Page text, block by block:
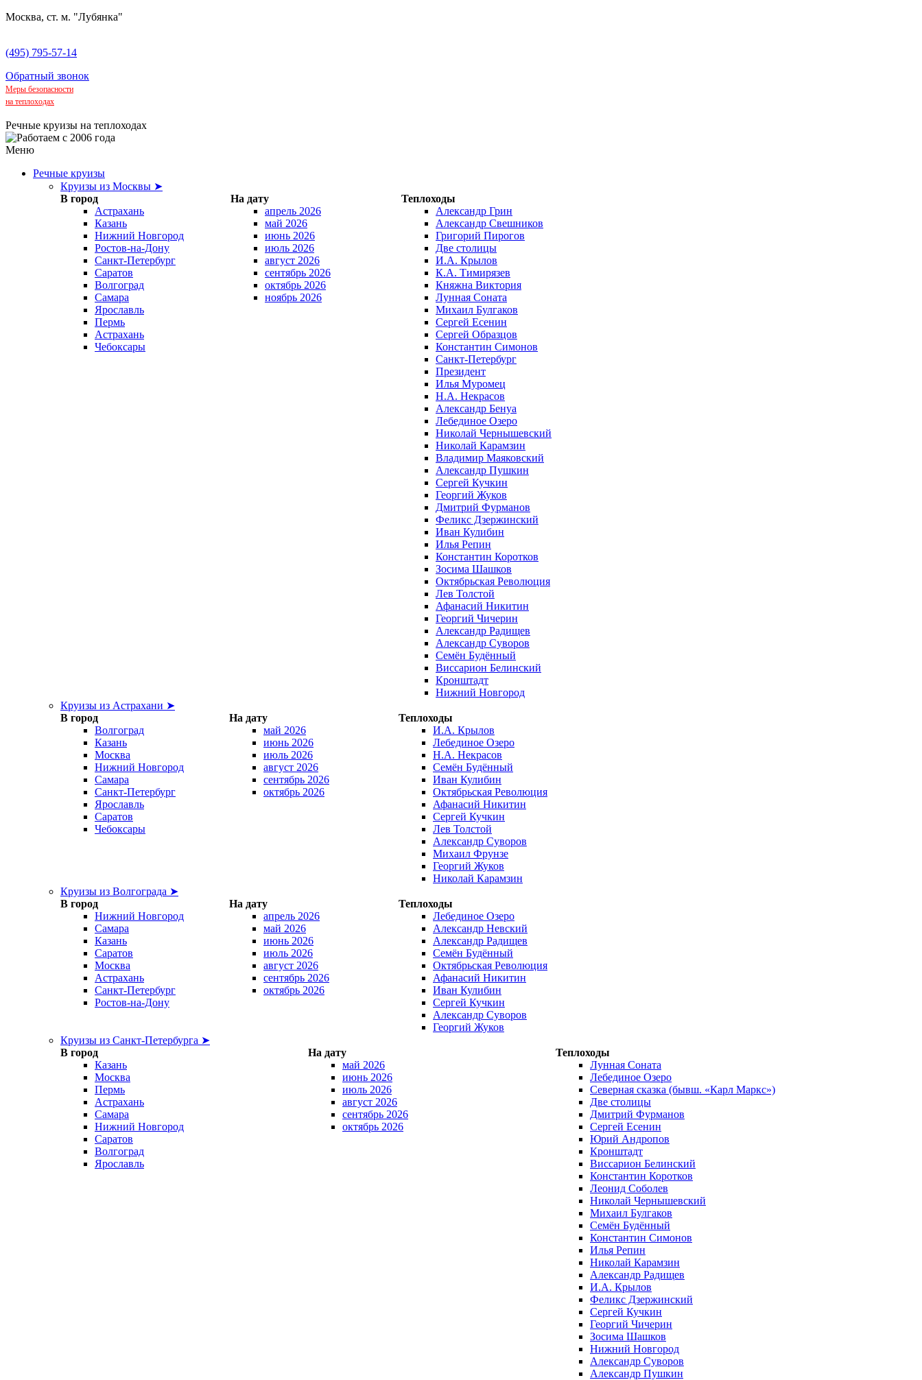
Москва, ст. м. "Лубянка"
(495) 795-57-14
Обратный звонок
Меры безопасности
на теплоходах
Речные круизы на теплоходах
Меню
Речные круизы
Круизы из Москвы ➤
В город
На дату
Теплоходы
Астрахань
Казань
Нижний Новгород
Ростов-на-Дону
Санкт-Петербург
Саратов
Волгоград
Самара
Ярославль
Пермь
Астрахань
Чебоксары
апрель 2026
май 2026
июнь 2026
июль 2026
август 2026
сентябрь 2026
октябрь 2026
ноябрь 2026
Александр Грин
Александр Свешников
Григорий Пирогов
Две столицы
И.А. Крылов
К.А. Тимирязев
Княжна Виктория
Лунная Соната
Михаил Булгаков
Сергей Есенин
Сергей Образцов
Константин Симонов
Санкт-Петербург
Президент
Илья Муромец
Н.А. Некрасов
Александр Бенуа
Лебединое Озеро
Николай Чернышевский
Николай Карамзин
Владимир Маяковский
Александр Пушкин
Сергей Кучкин
Георгий Жуков
Дмитрий Фурманов
Феликс Дзержинский
Иван Кулибин
Илья Репин
Константин Коротков
Зосима Шашков
Октябрьская Революция
Лев Толстой
Афанасий Никитин
Георгий Чичерин
Александр Радищев
Александр Суворов
Семён Будённый
Виссарион Белинский
Кронштадт
Нижний Новгород
Круизы из Астрахани ➤
В город
На дату
Теплоходы
Волгоград
Казань
Москва
Нижний Новгород
Самара
Санкт-Петербург
Ярославль
Саратов
Чебоксары
май 2026
июнь 2026
июль 2026
август 2026
сентябрь 2026
октябрь 2026
И.А. Крылов
Лебединое Озеро
Н.А. Некрасов
Семён Будённый
Иван Кулибин
Октябрьская Революция
Афанасий Никитин
Сергей Кучкин
Лев Толстой
Александр Суворов
Михаил Фрунзе
Георгий Жуков
Николай Карамзин
Круизы из Волгограда ➤
В город
На дату
Теплоходы
Нижний Новгород
Самара
Казань
Саратов
Москва
Астрахань
Санкт-Петербург
Ростов-на-Дону
апрель 2026
май 2026
июнь 2026
июль 2026
август 2026
сентябрь 2026
октябрь 2026
Лебединое Озеро
Александр Невский
Александр Радищев
Семён Будённый
Октябрьская Революция
Афанасий Никитин
Иван Кулибин
Сергей Кучкин
Александр Суворов
Георгий Жуков
Круизы из Санкт-Петербурга ➤
В город
На дату
Теплоходы
Казань
Москва
Пермь
Астрахань
Самара
Нижний Новгород
Саратов
Волгоград
Ярославль
май 2026
июнь 2026
июль 2026
август 2026
сентябрь 2026
октябрь 2026
Лунная Соната
Лебединое Озеро
Северная сказка (бывш. «Карл Маркс»)
Две столицы
Дмитрий Фурманов
Сергей Есенин
Юрий Андропов
Кронштадт
Виссарион Белинский
Константин Коротков
Леонид Соболев
Николай Чернышевский
Михаил Булгаков
Семён Будённый
Константин Симонов
Илья Репин
Николай Карамзин
Александр Радищев
И.А. Крылов
Феликс Дзержинский
Сергей Кучкин
Георгий Чичерин
Зосима Шашков
Нижний Новгород
Александр Суворов
Александр Пушкин